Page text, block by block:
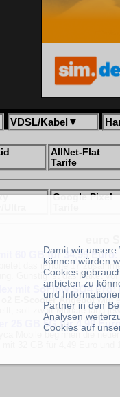
VDSL/Kabel ▼
AllNet-Flat
Tarife
Google Pixel
60 GB für 34,99
das iPhone 17
Günstig ist das Paket
mit SoFlow SO4
o2 E-Scooter Angebotwird
soll zwölf Monate lang
25 GB 5G für 4,99
Mobile beginnen die
Damit wir
können würden
Cookies
anbieten zu
und
Partner in den
Analysen
Cookies auf